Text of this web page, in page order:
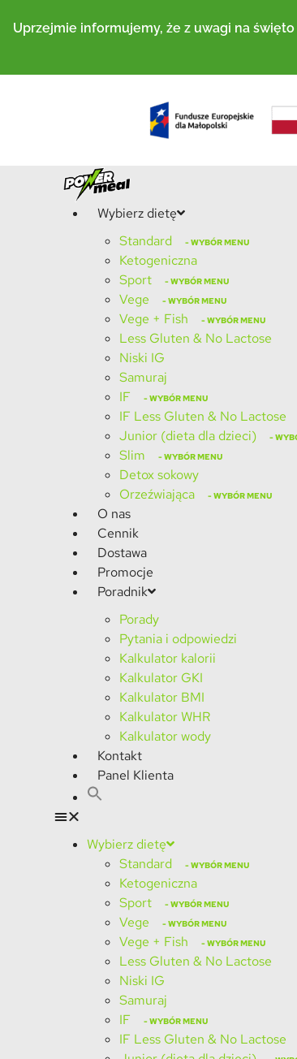
doUprzejmie informujemy, że z uwagi na święto
Wybierz dietę
Standard
Ketogeniczna
Sport
Vege
Vege + Fish
Less Gluten & No Lactose
Niski IG
Samuraj
IF
IF Less Gluten & No Lactose
Junior (dieta dla dzieci)
Slim
Detox sokowy
Orzeźwiająca
O nas
Cennik
Dostawa
Promocje
Poradnik
Porady
Pytania i odpowiedzi
Kalkulator kalorii
Kalkulator GKI
Kalkulator BMI
Kalkulator WHR
Kalkulator wody
Kontakt
Panel Klienta
Wybierz dietę
Standard
Ketogeniczna
Sport
Vege
Vege + Fish
Less Gluten & No Lactose
Niski IG
Samuraj
IF
IF Less Gluten & No Lactose